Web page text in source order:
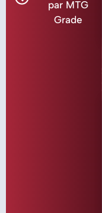
par MTG
Grade